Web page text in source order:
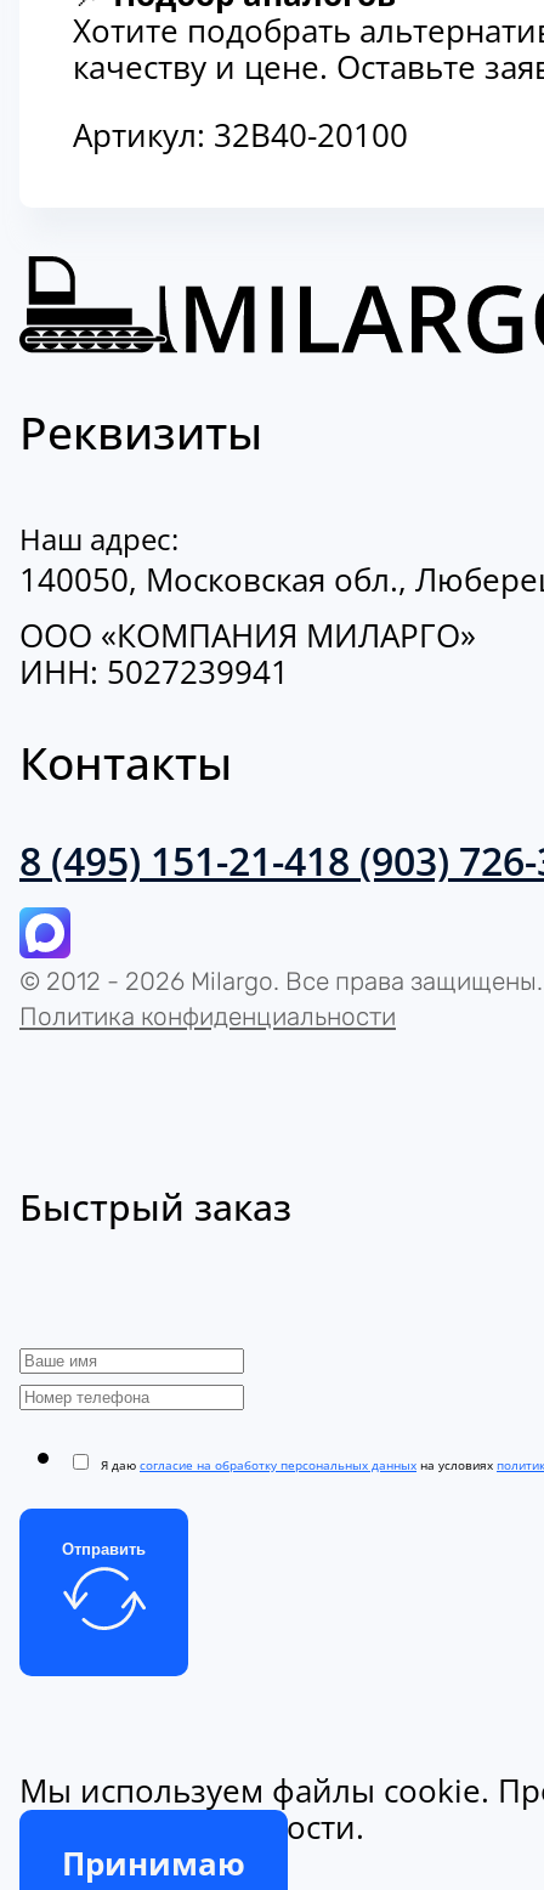
Хотите подобрать
качеству и цене. Оставьте
Артикул: 32B40-20100
Реквизиты
Наш адрес:
140050, Московская обл.,
ООО «КОМПАНИЯ МИЛАРГО»
ИНН: 5027239941
Контакты
8 (495) 151-21-418 (903)
© 2012 - 2026 Milargo. Все права защищены.
Политика конфиденциальности
Быстрый заказ
Я даю согласие на обработку персональных данных на условиях
Отправить
Мы используем файлы cookie.
конфиденциальности.
Принимаю